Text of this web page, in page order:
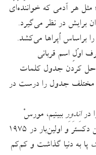
هر آدمی که خواننده‌ای
برایش در نظر می‌گیرد.
براساس اُپراها می‌کشد.
اوّلِ اسم قربانی
کردن جدول کلمات
مختلف جدول را درست در
دراِندِوِر ببینیم، مورسْ
سربازرسِ میان‌سالی بود در رمان‌های کالین دکستر و اولین‌بار در ۱۹۷۵
پا به دنیا گذاشت و کم‌کم